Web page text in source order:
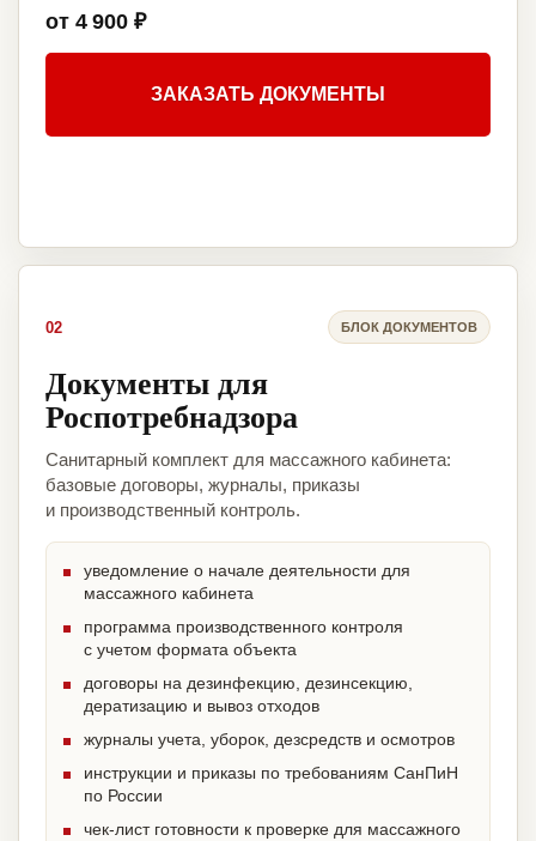
от 4 900 ₽
ЗАКАЗАТЬ ДОКУМЕНТЫ
02 БЛОК ДОКУМЕНТОВ
Документы для
Роспотребнадзора
Санитарный комплект для массажного кабинета:
базовые договоры, журналы, приказы
и производственный контроль.
уведомление о начале деятельности для
массажного кабинета
программа производственного контроля
с учетом формата объекта
договоры на дезинфекцию, дезинсекцию,
дератизацию и вывоз отходов
журналы учета, уборок, дезсредств и осмотров
инструкции и приказы по требованиям СанПиН
по России
чек-лист готовности к проверке для массажного